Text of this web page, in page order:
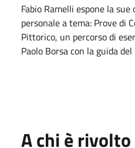
Fabio Ramelli espone la
personale a tema: Prove di
Pittorico, un percorso di
Paolo Borsa con la guida
A chi è rivolto